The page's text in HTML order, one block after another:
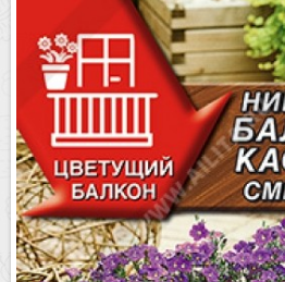
Бренды
Оптовикам